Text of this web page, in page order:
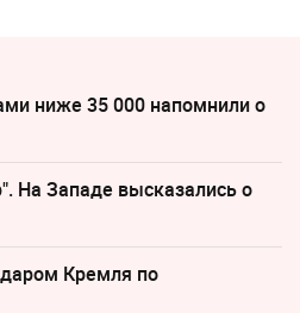
ниже 35 000 напомнили о
На Западе высказались о
Кремля по